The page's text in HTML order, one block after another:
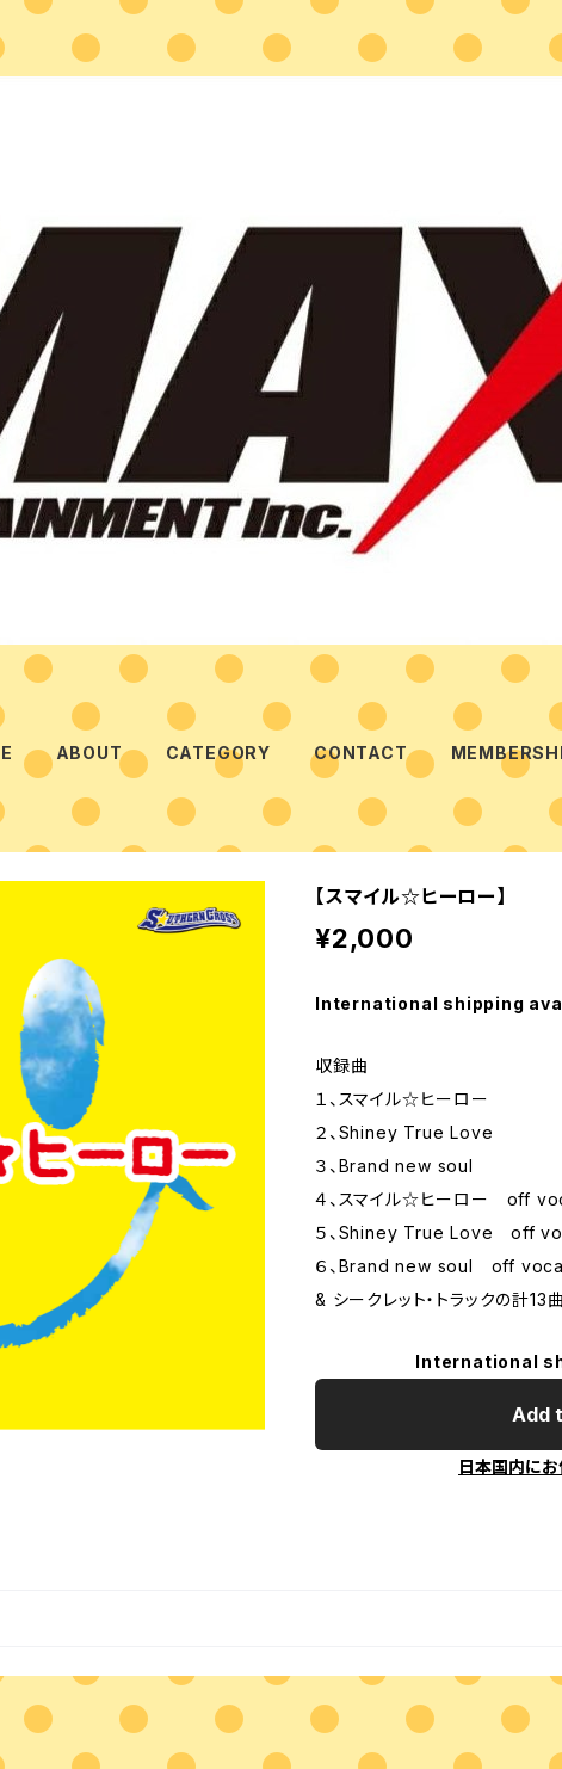
ABOUT CATEGORY CONTACT
【スマイル☆ヒーロー】
¥2,000
International shipping
収録曲
１、スマイル☆ヒーロー
２、Shiney True Love
３、Brand new soul
４、スマイル☆ヒーロー off
５、Shiney True Love off
６、Brand new soul off
& シークレット・トラックの計13曲
International
Add
日本国内に